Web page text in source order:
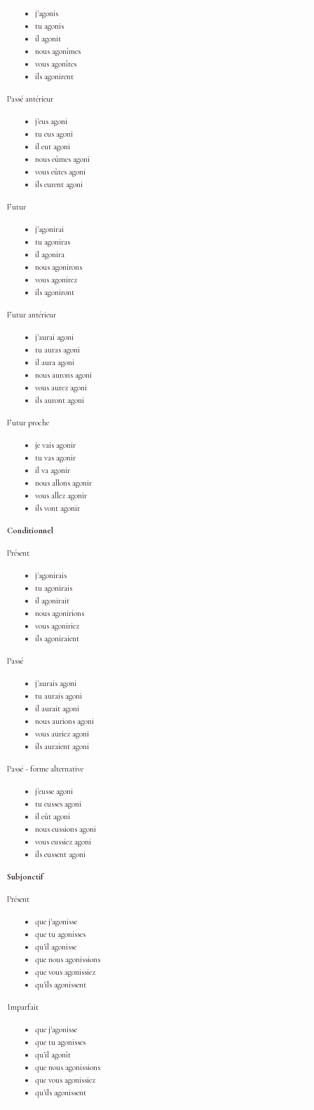
j'agonis
tu agonis
il agonit
nous agonîmes
vous agonîtes
ils agonirent
Passé antérieur
j'eus agoni
tu eus agoni
il eut agoni
nous eûmes agoni
vous eûtes agoni
ils eurent agoni
Futur
j'agonirai
tu agoniras
il agonira
nous agonirons
vous agonirez
ils agoniront
Futur antérieur
j'aurai agoni
tu auras agoni
il aura agoni
nous aurons agoni
vous aurez agoni
ils auront agoni
Futur proche
je vais agonir
tu vas agonir
il va agonir
nous allons agonir
vous allez agonir
ils vont agonir
Conditionnel
Présent
j'agonirais
tu agonirais
il agonirait
nous agonirions
vous agoniriez
ils agoniraient
Passé
j'aurais agoni
tu aurais agoni
il aurait agoni
nous aurions agoni
vous auriez agoni
ils auraient agoni
Passé - forme alternative
j'eusse agoni
tu eusses agoni
il eût agoni
nous eussions agoni
vous eussiez agoni
ils eussent agoni
Subjonctif
Présent
que j'agonisse
que tu agonisses
qu'il agonisse
que nous agonissions
que vous agonissiez
qu'ils agonissent
Imparfait
que j'agonisse
que tu agonisses
qu'il agonît
que nous agonissions
que vous agonissiez
qu'ils agonissent